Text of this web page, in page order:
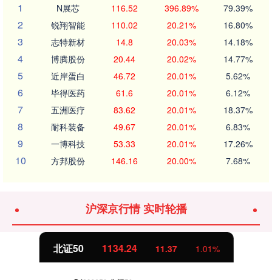
1
N展芯 116.52 396.89% 79.39%
2 锐翔智能 110.02 20.21% 16.80%
3 志特新材 14.8 20.03% 14.18%
4 博腾股份 20.44 20.02% 14.77%
5 近岸蛋白 46.72 20.01% 5.62%
6 毕得医药 61.6 20.01% 6.12%
7 五洲医疗 83.62 20.01% 18.37%
8 耐科装备 49.67 20.01% 6.83%
9 一博科技 53.33 20.01% 17.26%
10 方邦股份 146.16 20.00% 7.68%
沪深京行情 实时轮播
北证50 1134.24 11.37 1.01%